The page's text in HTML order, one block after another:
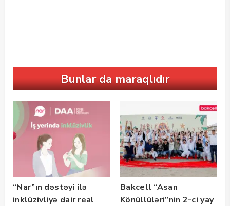
Bunlar da maraqlıdır
“Nar”ın dəstəyi ilə
inklüzivliyə dair real
Bakcell “Asan
Könüllüləri”nin 2-ci yay